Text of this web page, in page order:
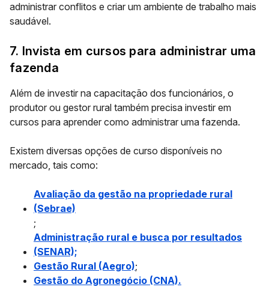
administrar conflitos e criar um ambiente de trabalho mais
saudável.
7. Invista em cursos para administrar uma
fazenda
Além de investir na capacitação dos funcionários, o
produtor ou gestor rural também precisa investir em
cursos para aprender como administrar uma fazenda.
Existem diversas opções de curso disponíveis no
mercado, tais como:
Avaliação da gestão na propriedade rural
(Sebrae)
;
Administração rural e busca por resultados
(SENAR);
Gestão Rural (Aegro);
Gestão do Agronegócio (CNA).